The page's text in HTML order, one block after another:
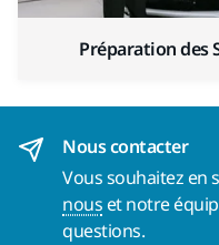
Préparation des
Nous contacter
Vous souhaitez en
nous et notre
questions.